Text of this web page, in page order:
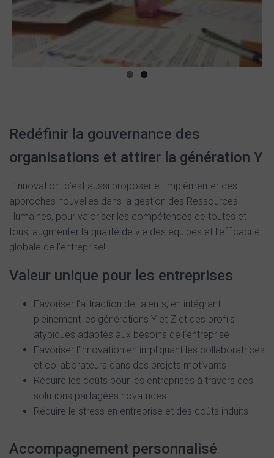
Redéfinir la gouvernance des
organisations et attirer la génération Y
L’innovation, c’est aussi proposer et implémenter des
approches nouvelles dans la gestion des Ressources
Humaines, pour valoriser les compétences de toutes et
tous, augmenter la qualité de vie des équipes et l’efficacité
globale de l’entreprise!
Valeur unique pour les entreprises
Favoriser l’attraction de talents, en intégrant
pleinement les générations Y et Z et des profils
atypiques adaptés aux besoins de l’entreprise
Favoriser l’innovation en impliquant les collaboratrices
et collaborateurs dans des projets motivants
Réduire les coûts pour les entreprises à travers des
solutions partagées novatrices
Réduire le stress en entreprise et des coûts induits
Accompagnement personnalisé